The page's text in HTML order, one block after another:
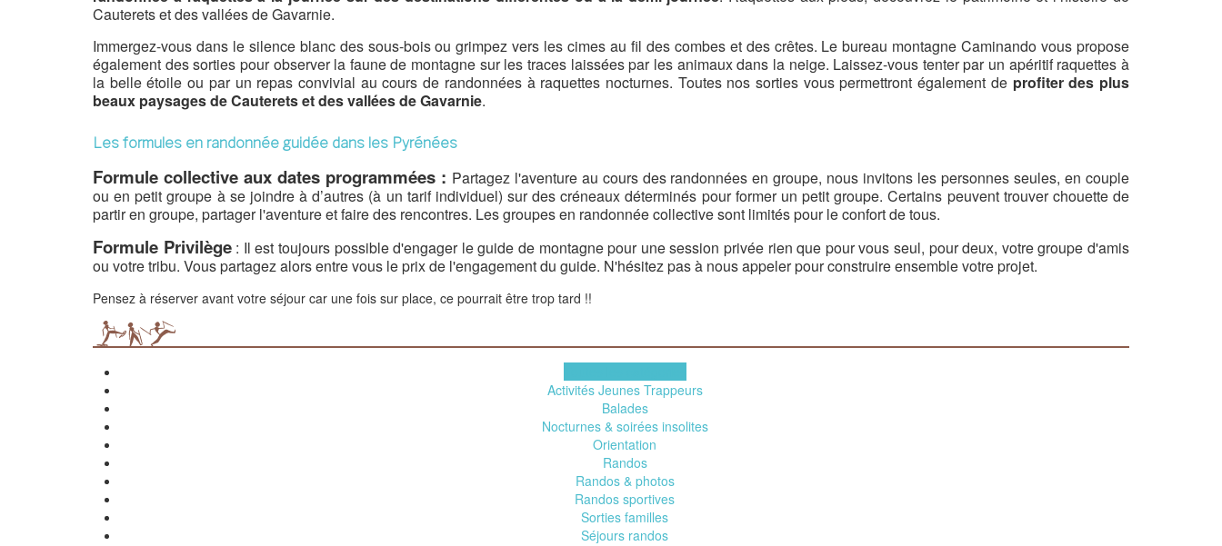
Cauterets et des vallées de Gavarnie.
Immergez-vous dans le silence blanc des sous-bois ou grimpez vers les cimes au fil des combes et des crêtes. Le bureau montagne Caminando vous propose
également des sorties pour observer la faune de montagne sur les traces laissées par les animaux dans la neige. Laissez-vous tenter par un apéritif raquettes à
la belle étoile ou par un repas convivial au cours de randonnées à raquettes nocturnes. Toutes nos sorties vous permettront également de profiter des plus
beaux paysages de Cauterets et des vallées de Gavarnie.
Les formules en randonnée guidée dans les Pyrénées
Formule collective aux dates programmées : Partagez l'aventureau cours des randonnées en groupe, nous invitons les personnes seules, en couple
ou en petit groupe à se joindre à d’autres (à un tarif individuel) sur des créneaux déterminés pour former un petit groupe. Certains peuvent trouver chouette de
partir en groupe, partager l'aventure et faire des rencontres. Les groupes en randonnée collective sont limités pour le confort de tous.
Formule Privilège: Il est toujours possible d'engager le guide de montagne pour une session privée rien que pour vous seul, pour deux, votre groupe d'amis
ou votre tribu. Vous partagez alors entre vous le prix de l'engagement du guide. N'hésitez pas à nous appeler pour construire ensemble votre projet.
Pensez à réserver avant votre séjour car une fois sur place, ce pourrait être trop tard !!
Activités Jeunes Trappeurs
Balades
Nocturnes & soirées insolites
Orientation
Randos
Randos & photos
Randos sportives
Sorties familles
Séjours randos